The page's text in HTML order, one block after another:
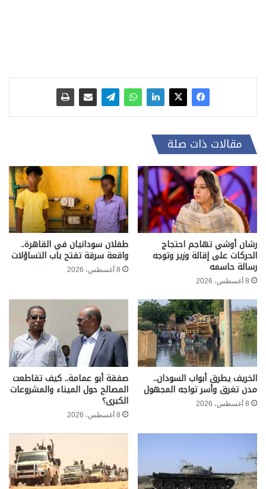
مقالات ذات صلة
رشان أوشي تهاجم احتجاج
الحركات على إقالة وزير وتوجه
رسالة حاسمه
8 أغسطس، 2026
طفلان سودانيان في القاهرة..
واقعة سرقة تفتح باب التساؤلات
8 أغسطس، 2026
الخريف يطرق أبواب السودان..
مدن تغرق وأسر تواجه المجهول
8 أغسطس، 2026
صفقة أبو عمامة.. كيف تقاطعت
المصالح حول الميناء والمشروعات
الكبرى؟
8 أغسطس، 2026